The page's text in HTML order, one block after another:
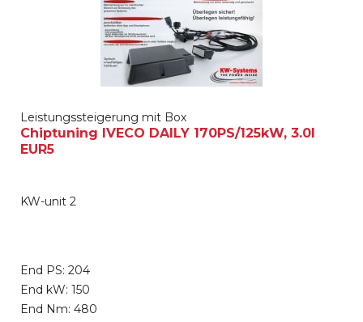
Leistungssteigerung mit Box
Chiptuning IVECO DAILY 170PS/125kW, 3.0l
EUR5
KW-unit 2
End PS: 204
End kW: 150
End Nm: 480